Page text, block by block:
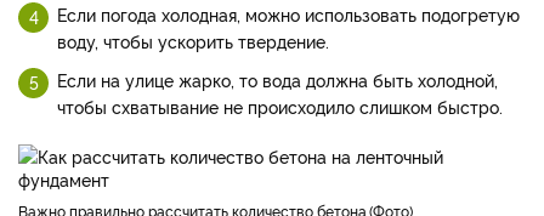
Если погода холодная, можно использовать подогре­тую
воду, чтобы ускорить твер­дение.
Если на улице жарко, то вода должна быть холодной,
чтобы схватывание не проис­ходило слишком быстро.
Важно правильно рассчитать количество бетона Фото